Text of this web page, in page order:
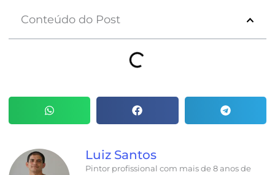
Conteúdo do Post
Luiz Santos
Pintor profissional com mais de 8 anos de